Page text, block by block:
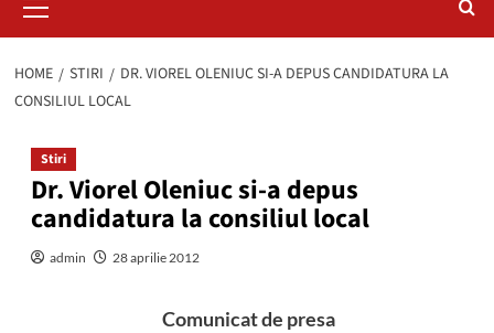
Menu
HOME STIRI
DR. VIOREL OLENIUC SI-A DEPUS CANDIDATURA LA
CONSILIUL LOCAL
Stiri
Dr. Viorel Oleniuc si-a depus
candidatura la consiliul local
admin 28 aprilie 2012
Comunicat de presa